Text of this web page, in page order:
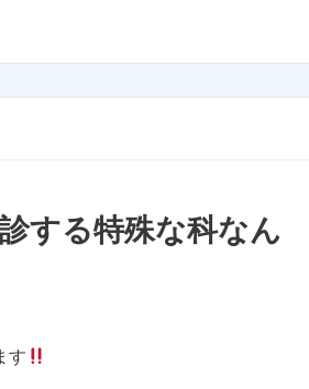
する特殊な科なん
す